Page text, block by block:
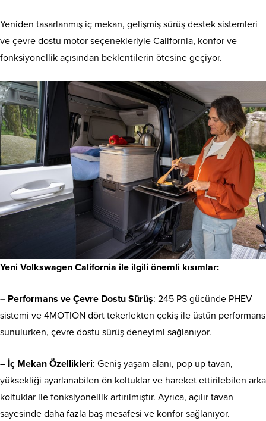
Yeniden tasarlanmış iç mekan, gelişmiş sürüş destek sistemleri
ve çevre dostu motor seçenekleriyle California, konfor ve
fonksiyonellik açısından beklentilerin ötesine geçiyor.
Yeni Volkswagen California ile ilgili önemli kısımlar:
– Performans ve Çevre Dostu Sürüş: 245 PS gücünde PHEV
sistemi ve 4MOTION dört tekerlekten çekiş ile üstün performans
sunulurken, çevre dostu sürüş deneyimi sağlanıyor.
– İç Mekan Özellikleri: Geniş yaşam alanı, pop up tavan,
yüksekliği ayarlanabilen ön koltuklar ve hareket ettirilebilen arka
koltuklar ile fonksiyonellik artırılmıştır. Ayrıca, açılır tavan
sayesinde daha fazla baş mesafesi ve konfor sağlanıyor.